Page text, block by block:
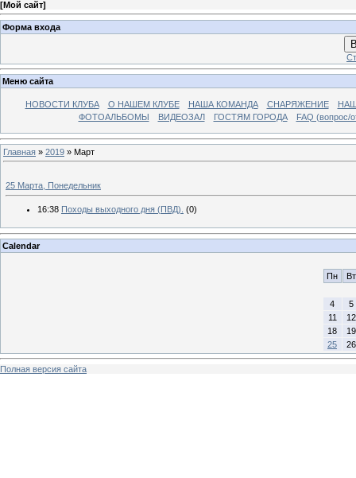
[Мой сайт]
Форма входа
Меню сайта
НОВОСТИ КЛУБА О НАШЕМ КЛУБЕ НАША КОМАНДА СНАРЯЖЕНИЕ
ФОТОАЛЬБОМЫ
ВИДЕОЗАЛ ГОСТЯМ ГОРОДА FAQ (вопрос/
Главная » 2019 » Март
25 Марта, Понедельник
16:38 Походы выходного дня (ПВД). (0)
Calendar
Пн Вт
4
5
11
12
18
19
25
26
Полная версия сайта